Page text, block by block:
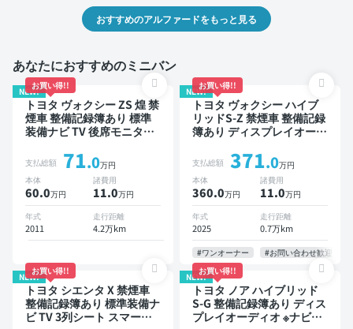
おすすめのアルファードをもっと見る
あなたにおすすめのミニバン
NEW!
お買い得!!
トヨタ ヴォクシー ZS 煌 禁
煙車 整備記録簿あり 標準
装備ナビ TV 後席モニター
ター 両側電動スライドドア
8人乗り
支払総額 71.0万円
本体
60.0万円
諸費用
11.0万円
年式
2011
走行距離
4.2万km
NEW!
お買い得!!
トヨタ ヴォクシー ハイブ
リッドS-Z 禁煙車 整備記録
簿あり ディスプレイオーデ
インドスポットモニター デ
ジタルインナーミラー オー
トクルーズ 3列シート スマ
ートキー ETC 電動バック
ドア バックモニター 全方
位カメラ ドライブレコーダ
ー 衝突軽減 両側電動スラ
イドドア 7人乗り
支払総額 371.0万円
本体
360.0万円
諸費用
11.0万円
年式
2025
走行距離
0.7万km
#ワンオーナー #お問い合わせ歓迎
NEW!
お買い得!!
トヨタ シエンタ X 禁煙車
整備記録簿あり 標準装備ナ
ビ TV 3列シート スマート
NEW!
お買い得!!
トヨタ ノア ハイブリッド
S-G 整備記録簿あり ディス
プレイオーディオ ※ナビキ